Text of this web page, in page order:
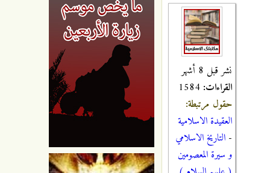
نشر قبل 8 أشهر
القراءات:
حقول مرتبطة:
العقيدة الاسلامية
- التاريخ الاسلامي
و سيرة المعصومين